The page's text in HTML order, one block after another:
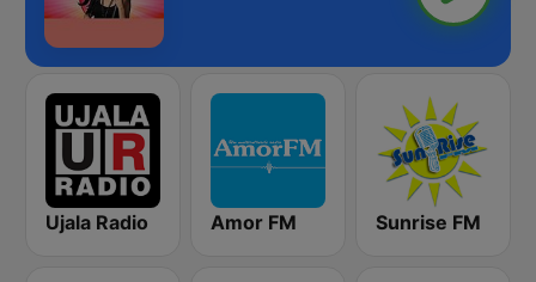
Ujala Radio Amor FM Sunrise FM